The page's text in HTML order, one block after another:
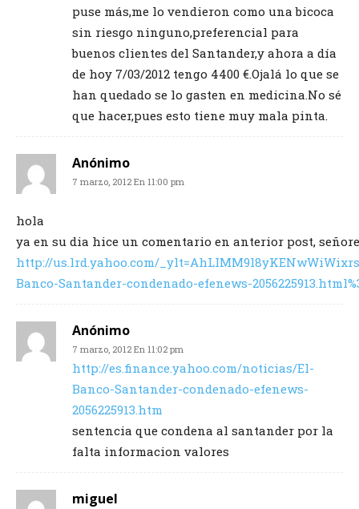
puse más,me lo vendieron como una bicoca
sin riesgo ninguno,preferencial para
buenos clientes del Santander,y ahora a día
de hoy 7/03/2012 tengo 4400 €.Ojalá lo que se
han quedado se lo gasten en medicina.No sé
que hacer,pues esto tiene muy mala pinta.
Anónimo
7 marzo, 2012 En 11:00 pm
hola
ya en su dia hice un comentario en anterior post,
http://us.lrd.yahoo.com/
Banco-Santander-condenado-efenews-
Anónimo
7 marzo, 2012 En 11:02 pm
http://es.finance.yahoo.com/noticias/El-
Banco-Santander-condenado-efenews-
2056225913.htm
sentencia que condena al santander por la
falta informacion valores
miguel